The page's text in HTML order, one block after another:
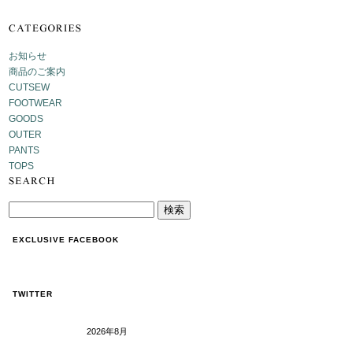
お知らせ
商品のご案内
CUTSEW
FOOTWEAR
GOODS
OUTER
PANTS
TOPS
EXCLUSIVE FACEBOOK
TWITTER
2026年8月